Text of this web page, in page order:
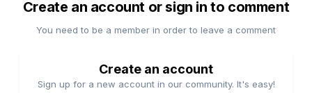
Create an account or sign in to comment
You need to be a member in order to leave a comment
Create an account
Sign up for a new account in our community. It's easy!